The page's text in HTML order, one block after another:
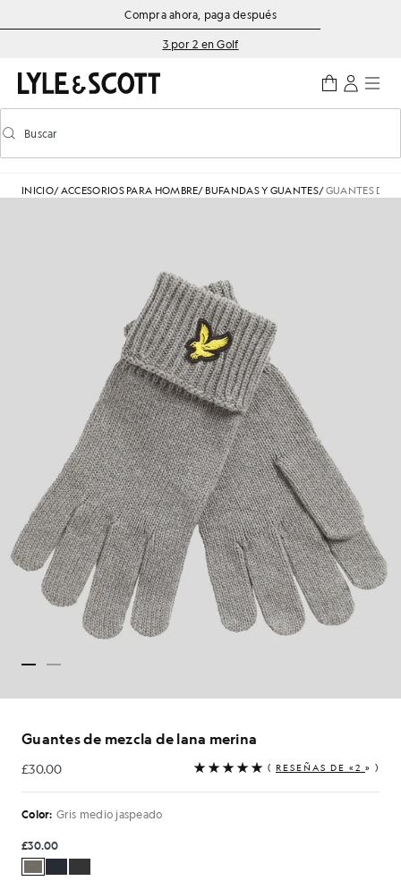
Saltar al contenido principal
Información de accesibilidadCompra ahora, paga después
3 por 2 en Golf
Activar/desactivar la búsqueda predictiva
Buscar
INICIO/ACCESORIOS PARA HOMBRE/ BUFANDAS Y GUANTES/GUANTES DE
Guantes de mezcla de lana merina
£30.00
£30.00 ( RESEÑAS DE «2 » )
Color: Gris medio jaspeado
£30.00